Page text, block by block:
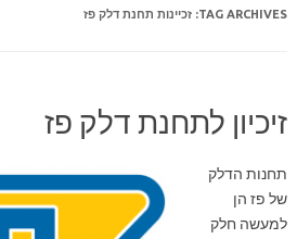
TAG ARCHIVES: זכיינות תחנת דלק פז
זיכיון לתחנת דלק פז
תחנות הדלק
של פז הן
למעשה חלק